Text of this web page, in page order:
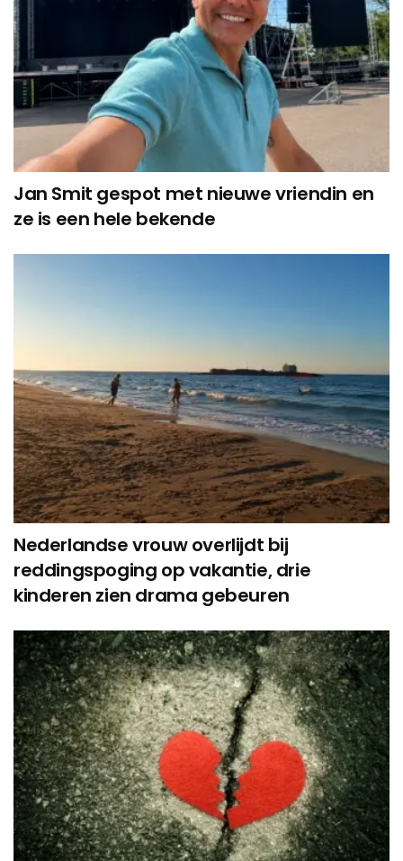
Jan Smit gespot met nieuwe vriendin en
ze is een hele bekende
Nederlandse vrouw overlijdt bij
reddingspoging op vakantie, drie
kinderen zien drama gebeuren